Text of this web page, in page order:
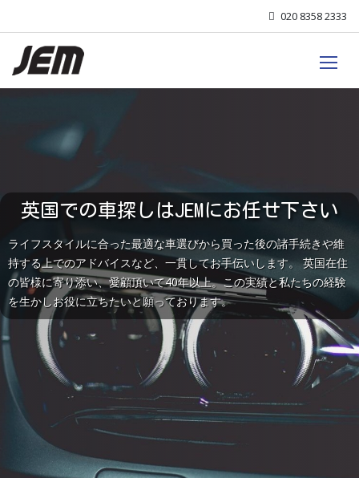
020 8358 2333
英国での車探しはJEMにお任せ下さい
ライフスタイルに合った最適な車選びから買った後の諸手続きや維
持する上でのアドバイスなど、一貫してお手伝いします。 英国在住
の皆様に寄り添い、愛顧頂いて40年以上。この実績と私たちの経験
を生かしお役に立ちたいと願っております。